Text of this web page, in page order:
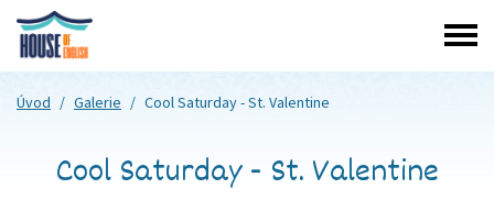
Úvod / Galerie / Cool Saturday - St. Valentine
Cool Saturday - St. Valentine